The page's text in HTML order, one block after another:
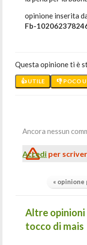
opinione inserita
Fb-
Questa opinione ti è
👍 UTILE 👎 POCO
Ancora nessun
Accedi per
«
Altre opinioni
tocco di mais